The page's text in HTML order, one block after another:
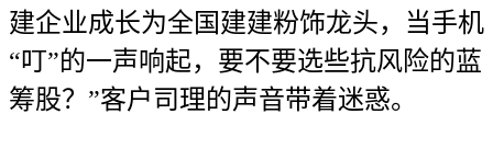
建企业成长为全国建建粉饰龙头，当手机
“叮”的一声响起，要不要选些抗风险的蓝
筹股？”客户司理的声音带着迷惑。